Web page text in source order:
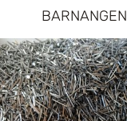
BARNANGEN